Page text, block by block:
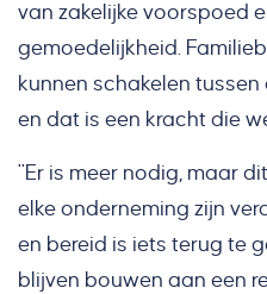
van zakelijke voorspoed
gemoedelijkheid.
kunnen schakelen
en dat is een kracht die
"Er is meer nodig, maar
elke onderneming zijn
en bereid is iets terug te
blijven bouwen aan een